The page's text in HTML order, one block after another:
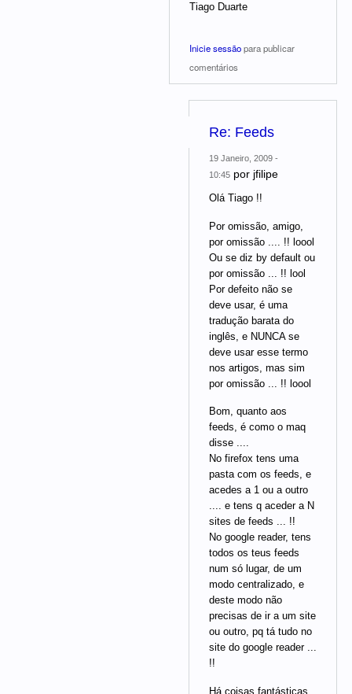
Tiago Duarte
Inicie sessãopara publicar
comentários
Re: Feeds
19 Janeiro, 2009 -
10:45 por jfilipe
Olá Tiago !!
Por omissão, amigo,
por omissão .... !! loool
Ou se diz by default ou
por omissão ... !! lool
Por defeito não se
deve usar, é uma
tradução barata do
inglês, e NUNCA se
deve usar esse termo
nos artigos, mas sim
por omissão ... !! loool
Bom, quanto aos
feeds, é como o maq
disse ....
No firefox tens uma
pasta com os feeds, e
acedes a 1 ou a outro
.... e tens q aceder a N
sites de feeds ... !!
No google reader, tens
todos os teus feeds
num só lugar, de um
modo centralizado, e
deste modo não
precisas de ir a um site
ou outro, pq tá tudo no
site do google reader ...
!!
Há coisas fantásticas,